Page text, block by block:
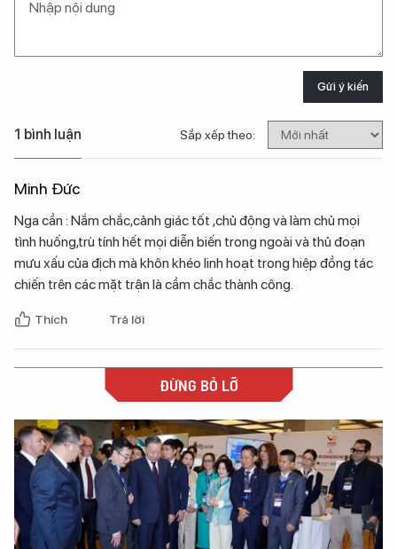
Gửi ý kiến
1 bình luận Sắp xếp theo:
Minh Đức
Nga cần : Nắm chắc,cảnh giác tốt ,chủ động và làm chủ mọi
tình huống,trù tính hết mọi diễn biến trong ngoài và thủ đoạn
mưu xấu của địch mà khôn khéo linh hoạt trong hiệp đồng tác
chiến trên các mặt trận là cầm chắc thành công.
Thích Trả lời
ĐỪNG BỎ LỠ